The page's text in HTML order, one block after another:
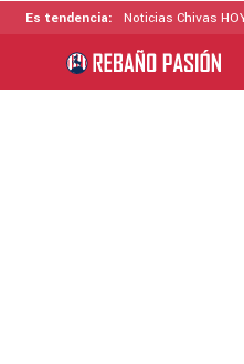
Es tendencia: Noticias Chivas